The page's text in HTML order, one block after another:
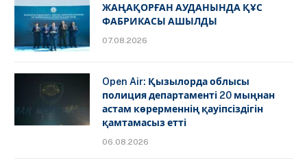
ЖАҢАҚОРҒАН АУДАНЫНДА ҚҰС
ФАБРИКАСЫ АШЫЛДЫ
07.08.2026
Open Air: Қызылорда облысы
полиция департаменті 20 мыңнан
астам көрерменнің қауіпсіздігін
қамтамасыз етті
06.08.2026